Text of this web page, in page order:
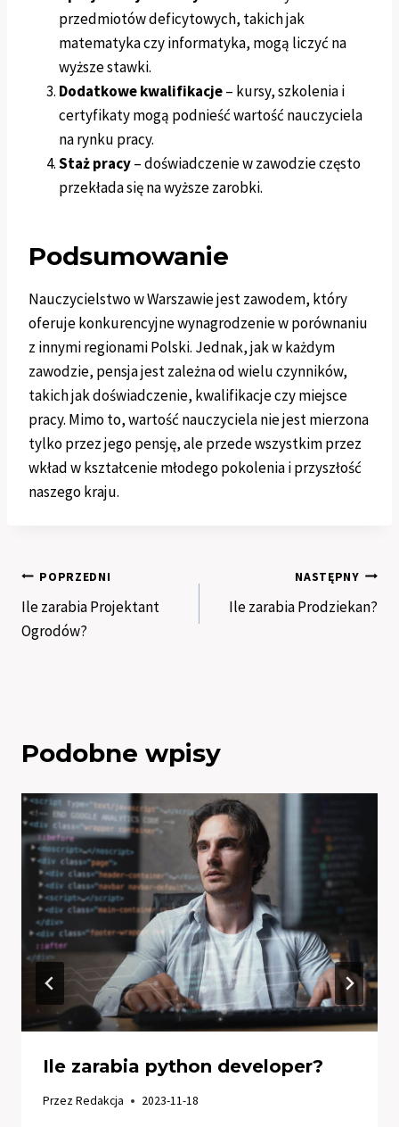
przedmiotów deficytowych, takich jak
matematyka czy informatyka, mogą liczyć na
wyższe stawki.
Dodatkowe kwalifikacje– kursy, szkolenia i
certyfikaty mogą podnieść wartość nauczyciela
na rynku pracy.
Staż pracy– doświadczenie w zawodzie często
przekłada się na wyższe zarobki.
Podsumowanie
Nauczycielstwo w Warszawie jest zawodem, który
oferuje konkurencyjne wynagrodzenie w porównaniu
z innymi regionami Polski. Jednak, jak w każdym
zawodzie, pensja jest zależna od wielu czynników,
takich jak doświadczenie, kwalifikacje czy miejsce
pracy. Mimo to, wartość nauczyciela nie jest mierzona
tylko przez jego pensję, ale przede wszystkim przez
wkład w kształcenie młodego pokolenia i przyszłość
naszego kraju.
Nawigacja
wpisu
POPRZEDNI
Ile zarabia Projektant
Ogrodów?
NASTĘPNY
Ile zarabia Prodziekan?
Podobne wpisy
Ile zarabia python developer?
PrzezRedakcja 2023-11-18